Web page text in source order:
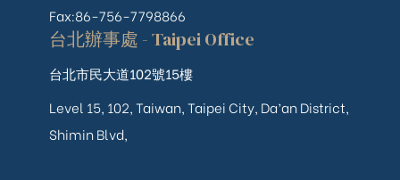
Fax:86-756-7798866
台北辦事處 - Taipei Office
台北市民大道102號15樓
Level 15, 102, Taiwan, Taipei City, Da’an District,
Shimin Blvd,